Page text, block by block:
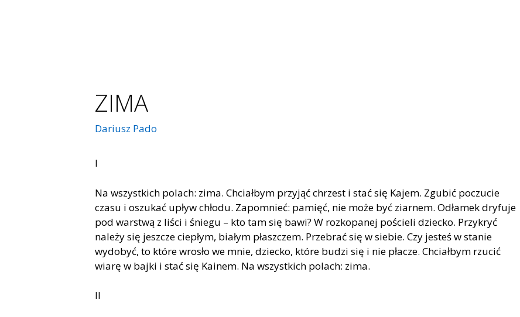
ZIMA
Dariusz Pado
I
Na wszystkich polach: zima. Chciałbym przyjąć chrzest i stać się Kajem. Zgubić poczucie
czasu i oszukać upływ chłodu. Zapomnieć: pamięć, nie może być ziarnem. Odłamek dryfuje
pod warstwą z liści i śniegu – kto tam się bawi? W rozkopanej pościeli dziecko. Przykryć
należy się jeszcze ciepłym, białym płaszczem. Przebrać się w siebie. Czy jesteś w stanie
wydobyć, to które wrosło we mnie, dziecko, które budzi się i nie płacze. Chciałbym rzucić
wiarę w bajki i stać się Kainem. Na wszystkich polach: zima.
II